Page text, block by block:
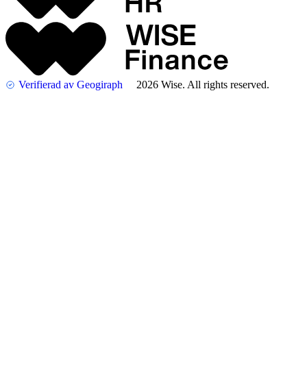
Verifierad av Geogiraph 2026 Wise. All rights reserved.